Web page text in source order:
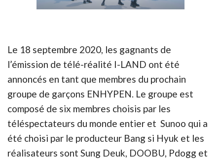
Le 18 septembre 2020, les gagnants de
l’émission de télé-réalité I-LAND ont été
annoncés en tant que membres du prochain
groupe de garçons ENHYPEN. Le groupe est
composé de six membres choisis par les
téléspectateurs du monde entier et Sunoo qui a
été choisi par le producteur Bang si Hyuk et les
réalisateurs sont Sung Deuk, DOOBU, Pdogg et